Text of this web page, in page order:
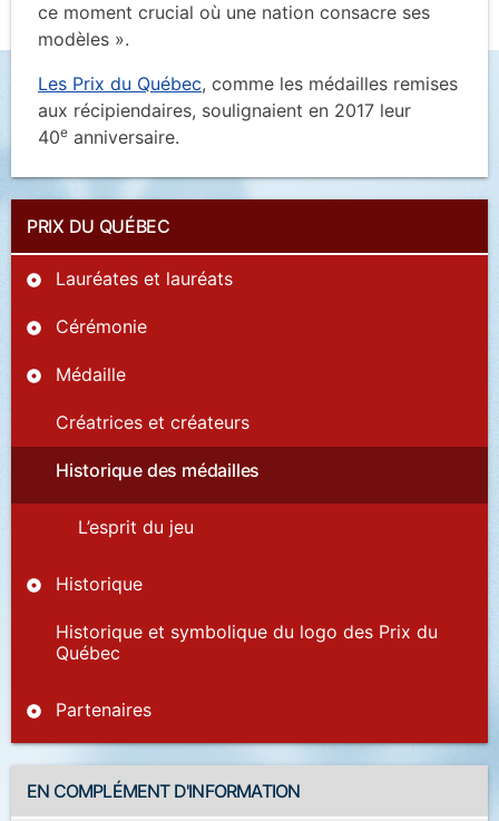
PRIX DU QUÉBEC
Lauréates et lauréats
Cérémonie
Médaille
Créatrices et créateurs
Historique des médailles
L’esprit du jeu
Historique
Historique et symbolique du logo des Prix du
Québec
Partenaires
EN COMPLÉMENT D'INFORMATION
ce moment crucial où une nation consacre ses
modèles ».
Les Prix du Québec, comme les médailles remises
aux récipiendaires, soulignaient en 2017 leur
40e anniversaire.